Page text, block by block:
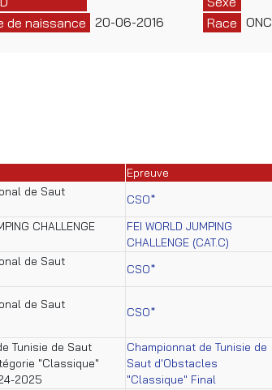
de naissance 20-06-2016
Race ONC
Epreuve
de Saut
CSO*
CHALLENGE
FEI WORLD JUMPING
CHALLENGE (CAT.C)
de Saut
CSO*
de Saut
CSO*
Tunisie de Saut
"Classique"
2025
Championnat de Tunisie de
Saut d'Obstacles
"Classique" Final